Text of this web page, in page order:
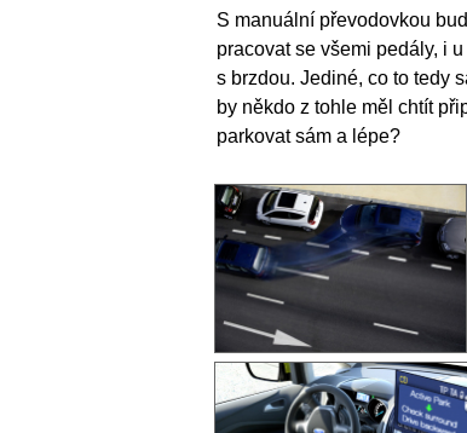
S manuální převodovkou
pracovat se všemi pedály, i
s brzdou. Jediné, co to tedy
by někdo z tohle měl chtít
parkovat sám a lépe?